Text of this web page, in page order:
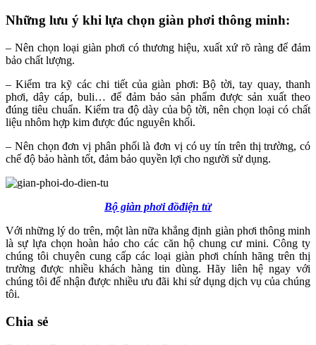
Những lưu ý khi lựa chọn giàn phơi thông minh:
– Nên chọn loại giàn phơi có thương hiệu, xuất xứ rõ ràng để đảm
bảo chất lượng.
– Kiểm tra kỹ các chi tiết của giàn phơi: Bộ tời, tay quay, thanh
phơi, dây cáp, buli… để đảm bảo sản phẩm được sản xuất theo
đúng tiêu chuẩn. Kiểm tra độ dày của bộ tời, nên chọn loại có chất
liệu nhôm hợp kim được đúc nguyên khối.
– Nên chọn đơn vị phân phối là đơn vị có uy tín trên thị trường, có
chế độ bảo hành tốt, đảm bảo quyền lợi cho người sử dụng.
Bộ giàn phơi đồđiện tử
Với những lý do trên, một làn nữa khẳng định giàn phơi thông minh
là sự lựa chọn hoàn hảo cho các căn hộ chung cư mini. Công ty
chúng tôi chuyên cung cấp các loại giàn phơi chính hãng trên thị
trường được nhiều khách hàng tin dùng. Hãy liên hệ ngay với
chúng tôi để nhận được nhiều ưu đãi khi sử dụng dịch vụ của chúng
tôi.
Chia sẻ